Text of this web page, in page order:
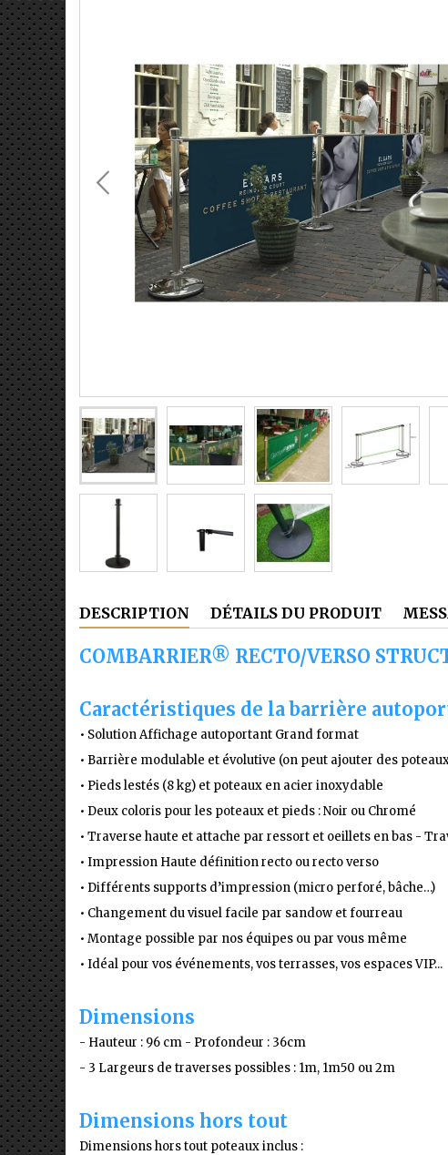
DESCRIPTION DÉTAILS DU PRODUIT
COMBARRIER® RECTO/VERSO
Caractéristiques de la barrière
• SolutionAffichage autoportant Grand format
• Barrière modulable et évolutive (on peut ajouter des
• Pieds lestés (8 kg) et poteaux en acier inoxydable
• Deux coloris pour les poteaux et pieds : Noir ou Chromé
• Traverse haute et attache par ressort et oeillets en bas -
• Impression Haute définition recto ou recto verso
• Différents supports d’impression (micro perforé, bâche…)
• Changement du visuel facile par sandow et fourreau
• Montage possible par nos équipes ou par vous même
• Idéal pour vos événements, vos terrasses, vos espaces VIP...
Dimensions
- Hauteur : 96 cm - Profondeur : 36cm
- 3 Largeurs de traverses possibles : 1m, 1m50 ou 2m
Dimensions hors tout
Dimensions hors tout poteaux inclus :